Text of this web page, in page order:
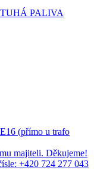
PALIVA
(přímo u trafo
majiteli. Děkujeme!
+420 724 277 043